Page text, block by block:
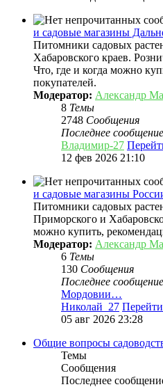
и садовые магазины
Питомники садовых
Хабаровского краев.
Что, где и когда можно
покупателей.
Модератор: Александр
8 Темы
2748 Сообщения
Последнее сообщение
Владимир-27
12 фев 2026 21:10
и садовые магазины
Питомники садовых
Приморского и
можно купить,
Модератор: Александр
6 Темы
130 Сообщения
Последнее сообщение
Мордовии…
Николай_27
05 авг 2026 23:28
Общие вопросы
Темы
Сообщения
Последнее